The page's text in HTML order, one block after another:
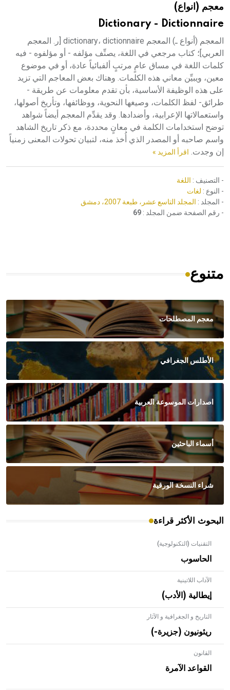
هيئة الموسوعة العربية تطلق موسوعات جديدة في عام 2026معجم (انواع)
Dictionary - Dictionnaire
المعجم (أنواع ـ) المعجم dictionary، dictionnaire [ر. المعجم
العربي]؛ كتاب مرجعي في اللغة، يصنِّف مؤلفه - أو مؤلفوه - فيه
كلمات اللغة في مساق عامٍ مرتبٍ ألفبائياً عادة، أو في موضوع
معين، ويبيِّن معاني هذه الكلمات. وهناك بعض المعاجم التي تزيد
على هذه الوظيفة الأساسية، بأن تقدم معلومات عن طريقة -
طرائق- لفظ الكلمات، وصيغها النحوية، ووظائفها، وتأريخ أصولها،
واستعمالاتها الإعرابية، وأضدادها. وقد يقدِّم المعجم أيضاً شواهد
توضح استخدامات الكلمة في معانٍ محددة، مع ذكر تاريخ الشاهد
واسم صاحبه أو المصدر الذي أُخذ منه، لتبيان تحولات المعنى زمنياً
إن وجدت. اقرأ المزيد »
- التصنيف : اللغة
- النوع : لغات
- المجلد : المجلد التاسع عشر، طبعة 2007، دمشق
- رقم الصفحة ضمن المجلد : 69
متنوع
معجم المصطلحات
الأطلس الجغرافي
اصدارات الموسوعة العربية
أسماء الباحثين
شراء النسخة الورقية
البحوث الأكثر قراءة
التقنيات (التكنولوجية)
الحاسوب
الآداب اللاتينية
إيطالية (الأدب)
التاريخ و الجغرافية و الآثار
ريئونيون (جزيرة-)
القانون
القواعد الآمرة
- هل تعلم أن الأبلق نوع من الفنون الهندسية التي ارتبطت
بالعمارة الإسلامية في بلاد الشام ومصر خاصة، حيث يحرص
المعمار على بناء مداميكه وخاصة في الواجهات